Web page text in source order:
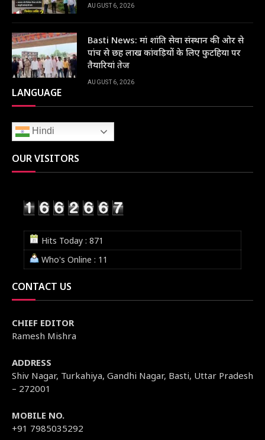
AUGUST 6, 2026
Basti News: मां शांति सेवा संस्थान की ओर से
पांच से छह लाख कांवड़ियों के लिए फुटहिया पर
तैयारियां तेज
AUGUST 6, 2026
LANGUAGE
Hindi
OUR VISITORS
Hits Today : 871
Who's Online : 11
CONTACT US
CHIEF EDITOR
Ramesh Mishra
ADDRESS
Shiv Nagar, Turkahiya, Gandhi Nagar, Basti, Uttar Pradesh
– 272001
MOBILE NO.
+91 7985035292